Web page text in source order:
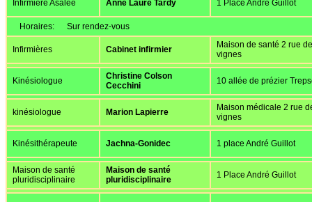
Infirmière Asalée Anne Laure Tardy 1 Place André Guillot
Horaires: Sur rendez-vous
Infirmières Cabinet infirmier
Maison de santé 2 rue
vignes
Kinésiologue
Christine Colson
Cecchini
10 allée de prézier
kinésiologue Marion Lapierre
Maison médicale 2 rue
vignes
Kinésithérapeute Jachna-Gonidec 1 place André Guillot
Maison de santé
pluridisciplinaire
Maison de santé
pluridisciplinaire
1 Place André Guillot